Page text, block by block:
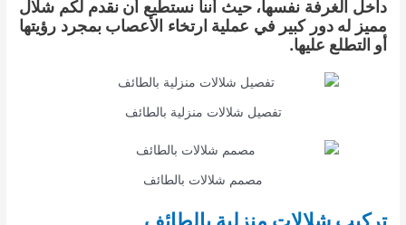
داخل الغرفة نفسها، حيث أننا نستطيع أن نقدم لكم شلال
مميز له دور كبير في عملية ارتخاء الأعصاب بمجرد رؤيتها
أو التطلع عليها.
تفصيل شلالات منزلية بالطائف
مصمم شلالات بالطائف